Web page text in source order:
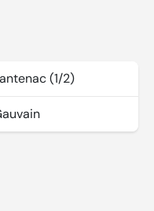
(1/2)